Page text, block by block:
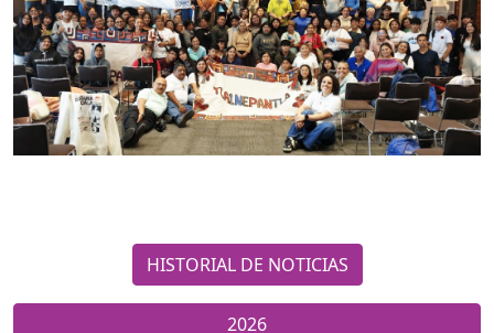
HISTORIAL DE NOTICIAS
2026